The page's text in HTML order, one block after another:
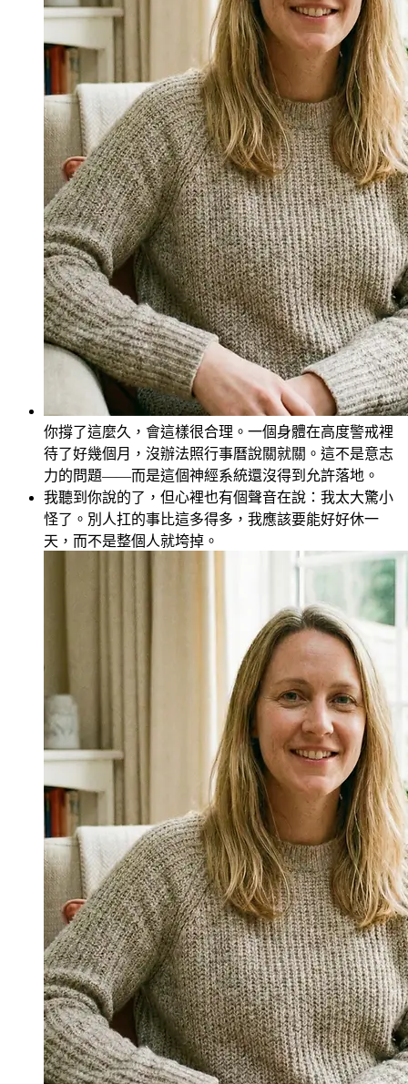
你撐了這麼久，會這樣很合理。一個身體在高度警戒裡
待了好幾個月，沒辦法照行事曆說關就關。這不是意志
力的問題——而是這個神經系統還沒得到允許落地。
我聽到你說的了，但心裡也有個聲音在說：我太大驚小
怪了。別人扛的事比這多得多，我應該要能好好休一
天，而不是整個人就垮掉。